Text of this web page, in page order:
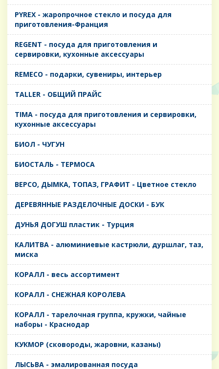
PYREX - жаропрочное стекло и посуда для
приготовления-Франция
REGENT - посуда для приготовления и
сервировки, кухонные аксессуары
REMECO - подарки, сувениры, интерьер
TALLER - ОБЩИЙ ПРАЙС
TIMA - посуда для приготовления и сервировки,
кухонные аксессуары
БИОЛ - ЧУГУН
БИОСТАЛЬ - ТЕРМОСА
ВЕРСО, ДЫМКА, ТОПАЗ, ГРАФИТ - Цветное стекло
ДЕРЕВЯННЫЕ РАЗДЕЛОЧНЫЕ ДОСКИ - БУК
ДУНЬЯ ДОГУШ пластик - Турция
КАЛИТВА - алюминиевые кастрюли, дуршлаг, таз,
миска
КОРАЛЛ - весь ассортимент
КОРАЛЛ - СНЕЖНАЯ КОРОЛЕВА
КОРАЛЛ - тарелочная группа, кружки, чайные
наборы - Краснодар
КУКМОР (сковороды, жаровни, казаны)
ЛЫСЬВА - эмалированная посуда